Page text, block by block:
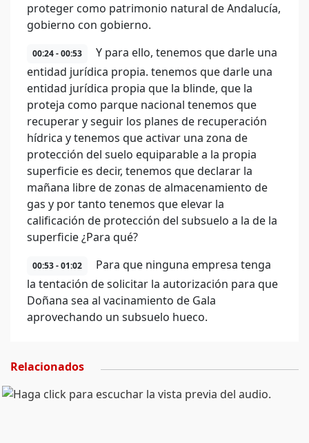
proteger como patrimonio natural de Andalucía,
gobierno con gobierno.
00:24 - 00:53
Y para ello, tenemos que darle una
entidad jurídica propia. tenemos que darle una
entidad jurídica propia que la blinde, que la
proteja como parque nacional tenemos que
recuperar y seguir los planes de recuperación
hídrica y tenemos que activar una zona de
protección del suelo equiparable a la propia
superficie es decir, tenemos que declarar la
mañana libre de zonas de almacenamiento de
gas y por tanto tenemos que elevar la
calificación de protección del subsuelo a la de la
superficie ¿Para qué?
00:53 - 01:02
Para que ninguna empresa tenga
la tentación de solicitar la autorización para que
Doñana sea al vacinamiento de Gala
aprovechando un subsuelo hueco.
Relacionados